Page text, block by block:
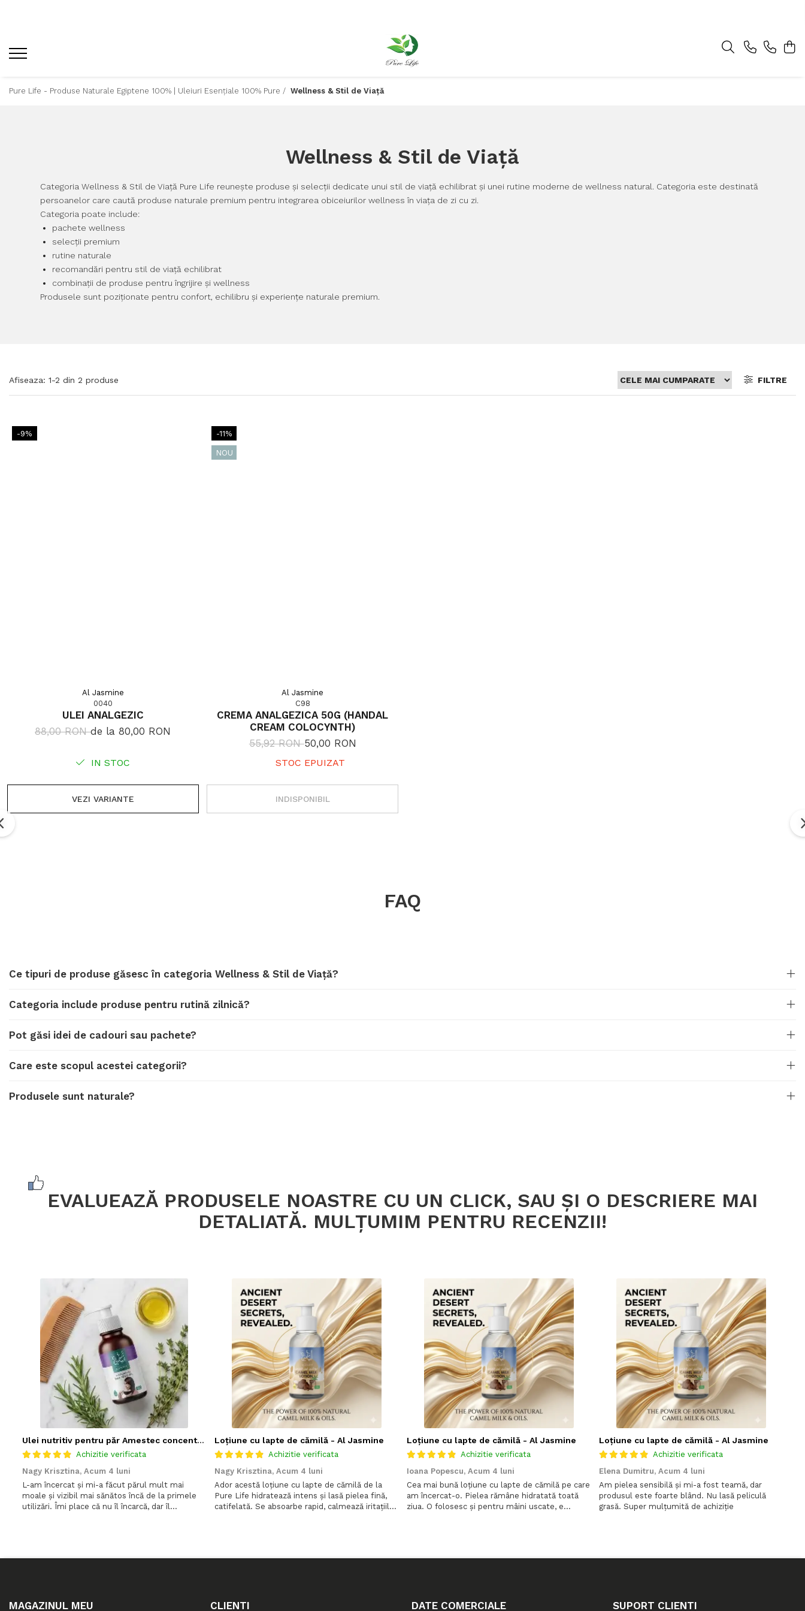
Pure Life - Produse Naturale Egiptene 100% | Uleiuri Esențiale 100% Pure / Wellness & Stil de Viață
Wellness & Stil de Viață
Categoria Wellness & Stil de Viață Pure Life reunește produse și selecții dedicate unui stil de viață echilibrat și unei rutine moderne de wellness natural. Categoria este destinată
persoanelor care caută produse naturale premium pentru integrarea obiceiurilor wellness în viața de zi cu zi.
Categoria poate include:
pachete wellness
selecții premium
rutine naturale
recomandări pentru stil de viață echilibrat
combinații de produse pentru îngrijire și wellness
Produsele sunt poziționate pentru confort, echilibru și experiențe naturale premium.
Afiseaza: 1-2 din 2 produse FILTRE
-9%
Al Jasmine
0040
ULEI ANALGEZIC
88,00 RONde la 80,00 RON
IN STOC
VEZI VARIANTE
-11%
NOU
Al Jasmine
C98
CREMA ANALGEZICA 50G (HANDAL
CREAM COLOCYNTH)
55,92 RON50,00 RON
STOC EPUIZAT
INDISPONIBIL
FAQ
Ce tipuri de produse găsesc în categoria Wellness & Stil de Viață?
Categoria include produse pentru rutină zilnică?
Pot găsi idei de cadouri sau pachete?
Care este scopul acestei categorii?
Produsele sunt naturale?
EVALUEAZĂ PRODUSELE NOASTRE CU UN CLICK, SAU ȘI O DESCRIERE MAI
DETALIATĂ. MULȚUMIM PENTRU RECENZII!
Ulei nutritiv pentru păr Amestec concentrat de 7 uleiuri vegetale – Tratament intensiv pentru regenerare și anti-cădere a părului
Achizitie verificata
Nagy Krisztina, Acum 4 luni
L-am încercat și mi-a făcut părul mult mai
moale și vizibil mai sănătos încă de la primele
utilizări. Îmi place că nu îl încarcă, dar îl
Loțiune cu lapte de cămilă - Al Jasmine
Achizitie verificata
Nagy Krisztina, Acum 4 luni
Ador acestă loțiune cu lapte de cămilă de la
Pure Life hidratează intens și lasă pielea fină,
catifelată. Se absoarbe rapid, calmează iritațiile
Loțiune cu lapte de cămilă - Al Jasmine
Achizitie verificata
Ioana Popescu, Acum 4 luni
Cea mai bună loțiune cu lapte de cămilă pe care
am încercat-o. Pielea rămâne hidratată toată
ziua. O folosesc și pentru mâini uscate, e
Loțiune cu lapte de cămilă - Al Jasmine
Achizitie verificata
Elena Dumitru, Acum 4 luni
Am pielea sensibilă și mi-a fost teamă, dar
produsul este foarte blând. Nu lasă peliculă
grasă. Super mulțumită de achiziție
MAGAZINUL MEU CLIENTI DATE COMERCIALE SUPORT CLIENTI